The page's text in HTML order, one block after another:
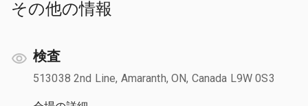
その他の情報
検査
513038 2nd Line, Amaranth, ON, Canada L9W 0S3